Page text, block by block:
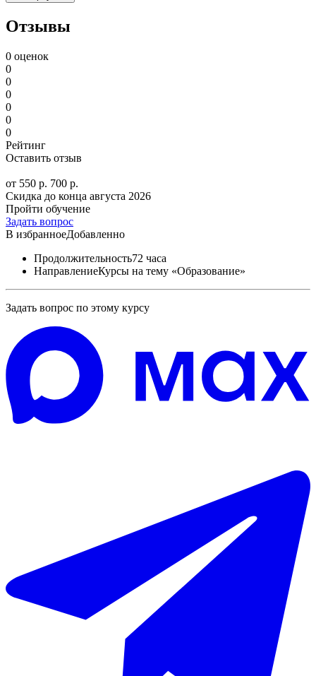
Отзывы
0 оценок
0
0
0
0
0
0
Рейтинг
Оставить отзыв
от 550 р. 700 р.
Скидка до конца августа 2026
Пройти обучение
Задать вопрос
В избранноеДобавленно
Продолжительность72 часа
НаправлениеКурсы на тему «Образование»
Задать вопрос по этому курсу